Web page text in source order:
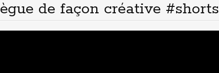
de façon créative #shorts